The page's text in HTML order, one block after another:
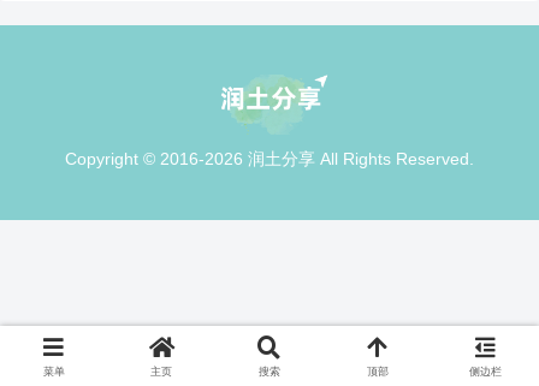
Copyright © 2016-2026 润土分享 All Rights Reserved.
菜单 主页 搜索 顶部 侧边栏